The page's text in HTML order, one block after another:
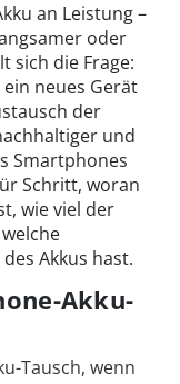
an Leistung –
oder
sich die Frage:
neues Gerät
der
und
Smartphones
Schritt, woran
wie viel der
Akkus hast.
Akku-
Tausch, wenn